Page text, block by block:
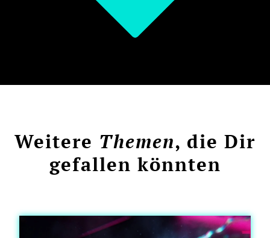
Weitere Themen, die Dir
gefallen könnten